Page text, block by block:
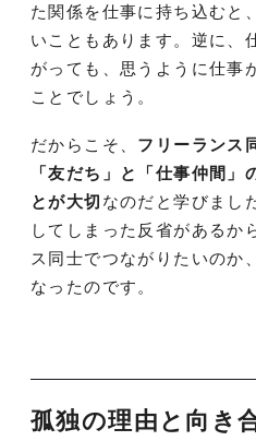
た関係を仕事に持ち込むと
いこともあります。逆に、
がっても、思うように仕事
ことでしょう。
だからこそ、 フリーランス
「友だち」と「仕事仲間」
とが大切 なのだと学びまし
してしまった反省があるか
ス同士でつながりたいのか
なったのです。
孤独の理由と向き